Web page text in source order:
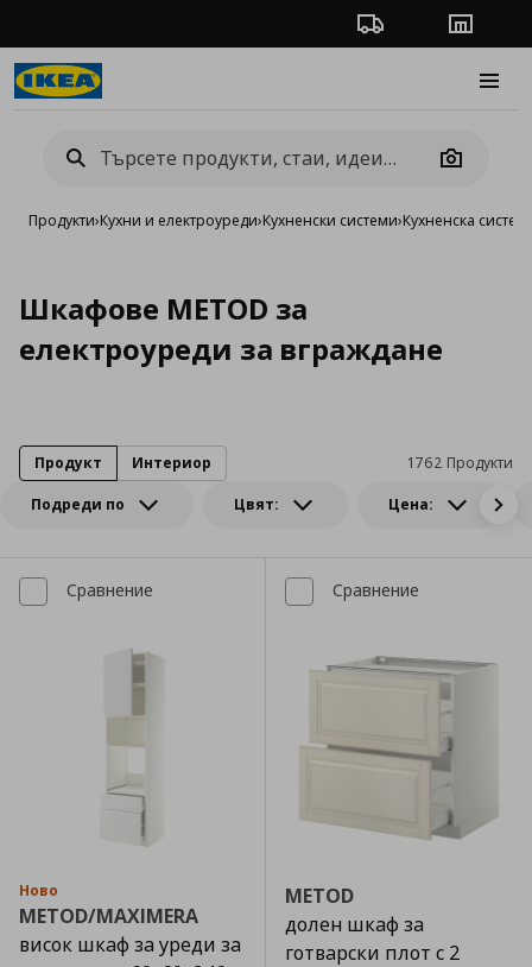
Проследяване на
Camera
Продукти›Кухни и електроуреди›Кухненски системи›Кухненска
Шкафове METOD за
електроуреди за вграждане
Подреди по Цвят: Цена:
1762 Продукти
Продукт Интериор
Сравнение
Ново
METOD/MAXIMERA
висок шкаф за уреди за
Сравнение
METOD
долен шкаф за
готварски плот с 2